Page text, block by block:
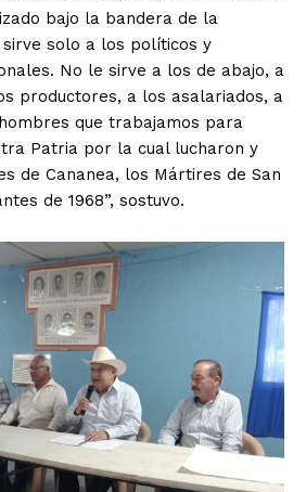
bajo la bandera de la
solo a los políticos y
No le sirve a los de abajo, a
productores, a los asalariados, a
que trabajamos para
Patria por la cual lucharon y
de Cananea, los Mártires de San
de 1968”, sostuvo.